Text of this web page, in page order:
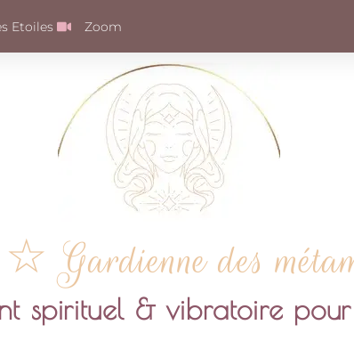
Etoiles Zoom
Gardienne des
spirituel & vibratoire